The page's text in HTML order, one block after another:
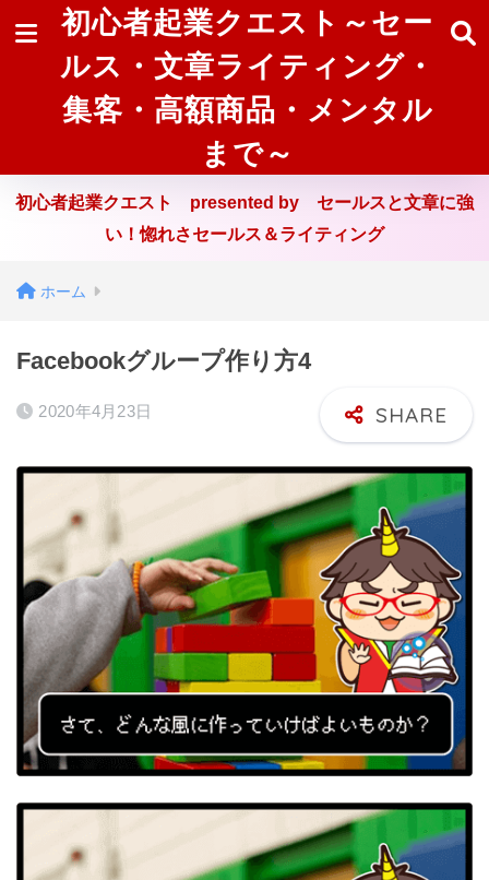
初心者起業クエスト～セー
ルス・文章ライティング・
集客・高額商品・メンタル
まで～
初心者起業クエスト presented by セールスと文章に強
い！惚れさセールス＆ライティング
ホーム
Facebookグループ作り方4
2020年4月23日